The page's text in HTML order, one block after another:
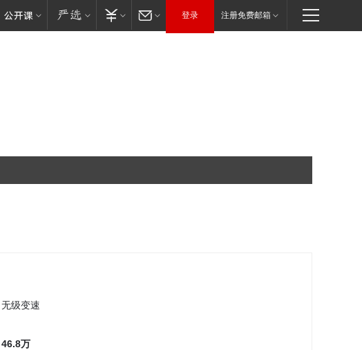
登录 注册免费邮箱
无级变速
46.8万